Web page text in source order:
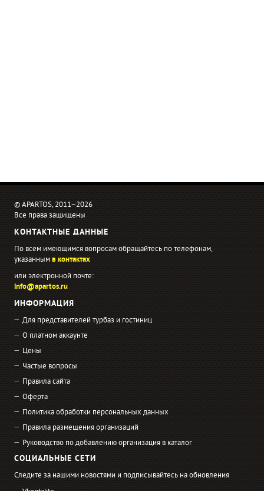
© APARTOS, 2011−2026
Все права защищены
КОНТАКТНЫЕ ДАННЫЕ
По всем имеющимся вопросам обращайтесь по телефонам,
указаннымв контактах
или электронной почте:
info@apartos.ru
ИНФОРМАЦИЯ
Для представителей турбаз и гостиниц
О платном аккаунте
Цены
Частые вопросы
Правила сайта
Оферта
Политика обработки персональных данных
Правила размещения организаций
Руководство по добавлению организация в каталог
СОЦИАЛЬНЫЕ СЕТИ
Следите за нашими новостями и подписывайтесь на обновления